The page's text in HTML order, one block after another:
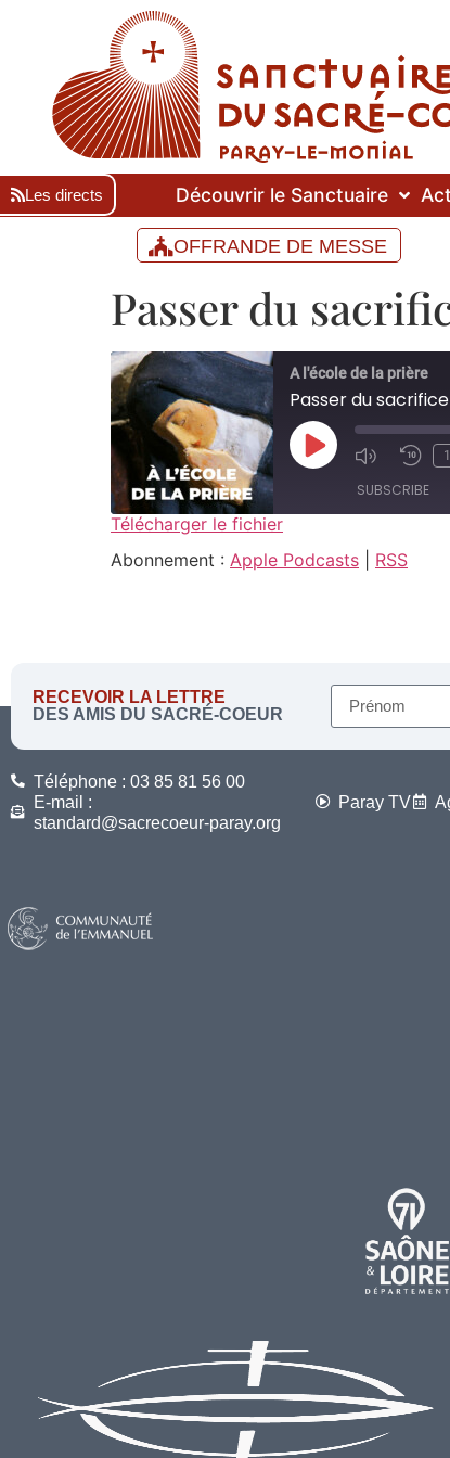
Les directs Découvrir le Sanctuaire
OFFRANDE DE MESSE
Passer du
A l'école de la prière
Passer du
SUBSCRIBE
Apple Podcasts
SHARE
Télécharger le fichier
Abonnement : Apple Podcasts RSS
RECEVOIR LA LETTRE
DES AMIS DU SACRÉ-COEUR
Téléphone : 03 85 81 56 00
E-mail :
standard@sacrecoeur-paray.org
Paray TV